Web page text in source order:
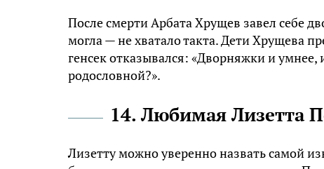
После смерти Арбата Хрущев завел себе
могла — не хватало такта. Дети Хрущева
генсек отказывался: «Дворняжки и умнее,
родословной?».
14. Любимая Лизетта
Лизетту можно уверенно назвать самой